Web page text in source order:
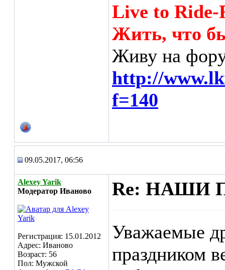
Live to
Жить, что
Живу на
http://
f=140
09.05.2017, 06:56
Alexey Yarik
Модератор Иваново
Регистрация: 15.01.2012
Адрес: Иваново
Возраст: 56
Пол: Мужской
Re: НАШИ
Уважаемые
праздником